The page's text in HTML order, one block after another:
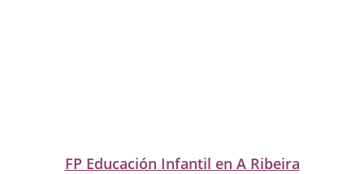
FP Educación Infantil en A Ribeira